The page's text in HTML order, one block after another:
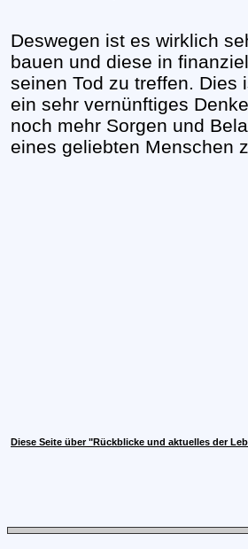
Deswegen ist es wirklich
bauen und diese in
seinen Tod zu treffen.
ein sehr vernünftiges
noch mehr Sorgen und
eines geliebten Menschen
Diese Seite über "Rückblicke und aktuelles der